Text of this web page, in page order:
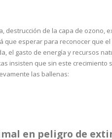
destrucción de la capa de ozono,
que esperar para reconocer que
el gasto de energía y recursos
insisten que sin este
las ballenas:
en peligro de